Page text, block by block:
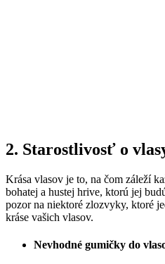
2. Starostlivosť o
Krása vlasov je to, na čom záleží
bohatej a hustej hrive, ktorú jej
pozor na niektoré zlozvyky, ktoré
kráse vašich vlasov.
Nevhodné gumičky do